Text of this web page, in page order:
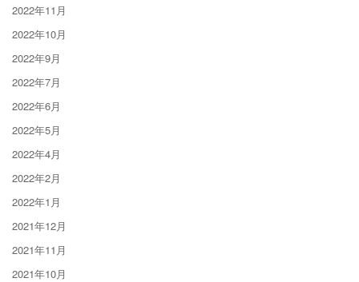
2022年11月
2022年10月
2022年9月
2022年7月
2022年6月
2022年5月
2022年4月
2022年2月
2022年1月
2021年12月
2021年11月
2021年10月